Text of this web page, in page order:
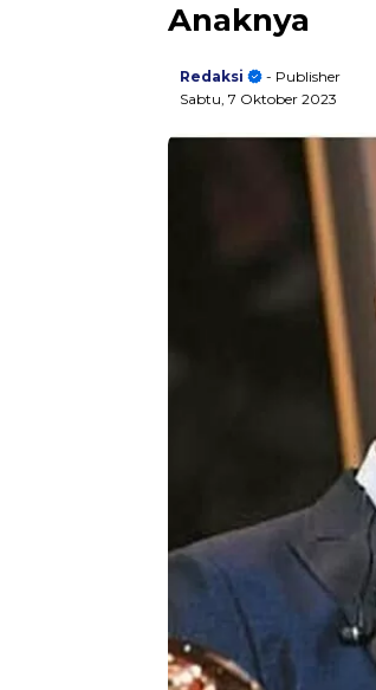
Anaknya
Redaksi
- Publisher
Sabtu, 7 Oktober 2023